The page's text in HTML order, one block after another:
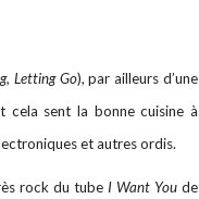
Letting Go), par ailleurs d’une
cela sent la bonne cuisine à
et autres ordis.
rock du tube I Want Youde